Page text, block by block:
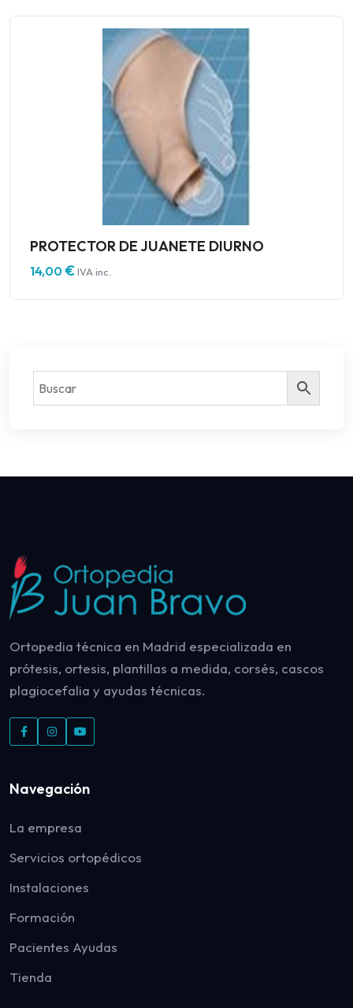
PROTECTOR DE JUANETE DIURNO
14,00€IVA inc.
Ortopedia técnica en Madrid especializada en
prótesis, ortesis, plantillas a medida, corsés, cascos
plagiocefalia y ayudas técnicas.
Navegación
La empresa
Servicios ortopédicos
Instalaciones
Formación
Pacientes Ayudas
Tienda